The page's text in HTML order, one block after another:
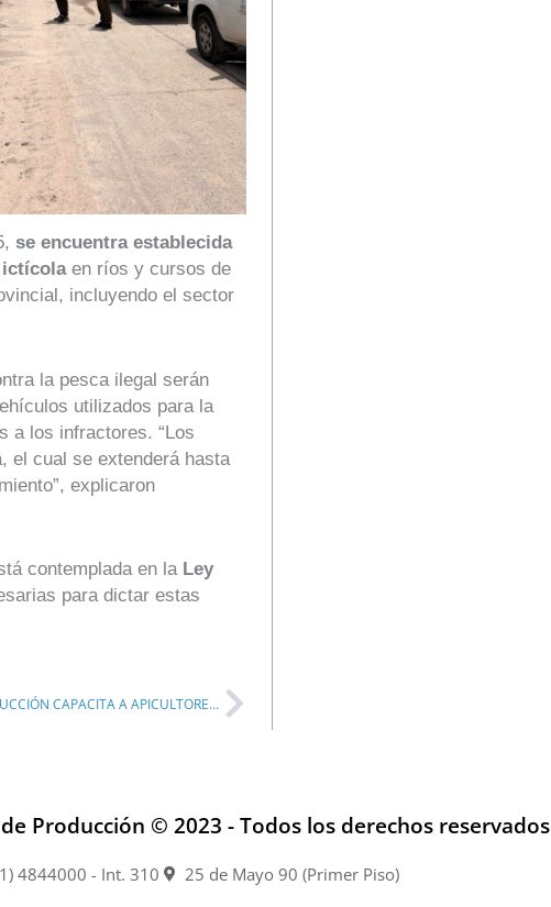
se encuentra establecida
ictícolaen ríos y cursos de
incluyendo el sector
la pesca ilegal serán
utilizados para la
a los infractores. “Los
el cual se extenderá hasta
explicaron
contemplada en la Ley
para dictar estas
LA SECRETARÍA DE PRODUCCIÓN CAPACITA A APICULTORES DE LA PROVINCIA Next
Producción © 2023 - Todos los derechos reservados
4844000 - Int. 310 25 de Mayo 90 (Primer Piso)